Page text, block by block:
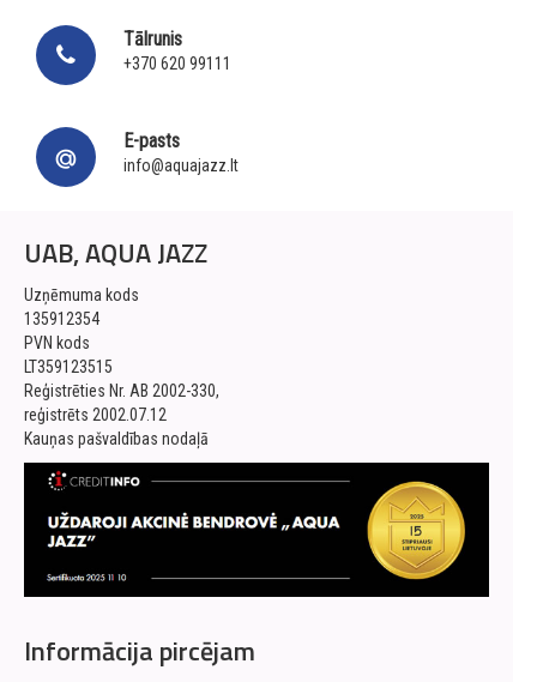
Tālrunis
+370 620 99111
E-pasts
info@aquajazz.lt
UAB, AQUA JAZZ
Uzņēmuma kods
135912354
PVN kods
LT359123515
Reģistrēties Nr. AB 2002-330,
reģistrēts 2002.07.12
Kauņas pašvaldības nodaļā
Informācija pircējam